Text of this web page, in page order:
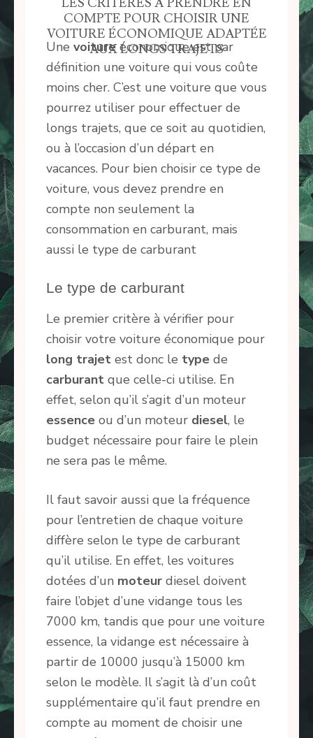
COMPTE POUR CHOISIR UNE
VOITURE ÉCONOMIQUE ADAPTÉE
AUX LONGS TRAJETS
Une voitureéconomique est par
définition une voiture qui vous coûte
moins cher. C’est une voiture que vous
pourrez utiliser pour effectuer de
longs trajets, que ce soit au quotidien,
ou à l’occasion d’un départ en
vacances. Pour bien choisir ce type de
voiture, vous devez prendre en
compte non seulement la
consommation en carburant, mais
aussi le type de carburant
Le type de carburant
Le premier critère à vérifier pour
choisir votre voiture économique pour
long trajet est donc le type de
carburant que celle-ci utilise. En
effet, selon qu’il s’agit d’un moteur
essence ou d’un moteur diesel, le
budget nécessaire pour faire le plein
ne sera pas le même.
Il faut savoir aussi que la fréquence
pour l’entretien de chaque voiture
diffère selon le type de carburant
qu’il utilise. En effet, les voitures
dotées d’un moteur diesel doivent
faire l’objet d’une vidange tous les
7000 km, tandis que pour une voiture
essence, la vidange est nécessaire à
partir de 10000 jusqu’à 15000 km
selon le modèle. Il s’agit là d’un coût
supplémentaire qu’il faut prendre en
compte au moment de choisir une